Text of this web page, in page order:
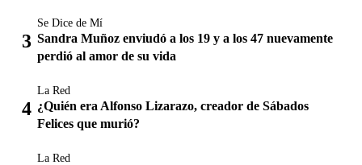
Se Dice de Mí
Sandra Muñoz enviudó a los 19 y a los 47 nuevamente
perdió al amor de su vida
La Red
¿Quién era Alfonso Lizarazo, creador de Sábados
Felices que murió?
La Red